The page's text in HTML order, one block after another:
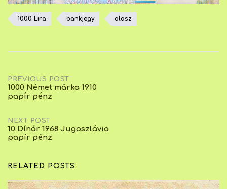
1000 Lira bankjegy olasz
Post
PREVIOUS POST
1000 Német márka 1910
papír pénz
NEXT POST
10 Dínár 1968 Jugoszlávia
papír pénz
RELATED POSTS